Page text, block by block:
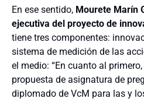
En ese sentido, Mourete Marín
ejecutiva del proyecto de
tiene tres componentes:
sistema de medición de las
el medio: “En cuanto al
propuesta de asignatura de
diplomado de VcM para las y